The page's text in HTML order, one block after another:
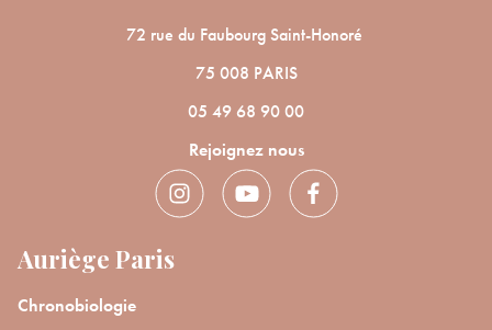
72 rue du Faubourg Saint-Honoré
75 008 PARIS
05 49 68 90 00
Rejoignez nous
Auriège Paris
Chronobiologie